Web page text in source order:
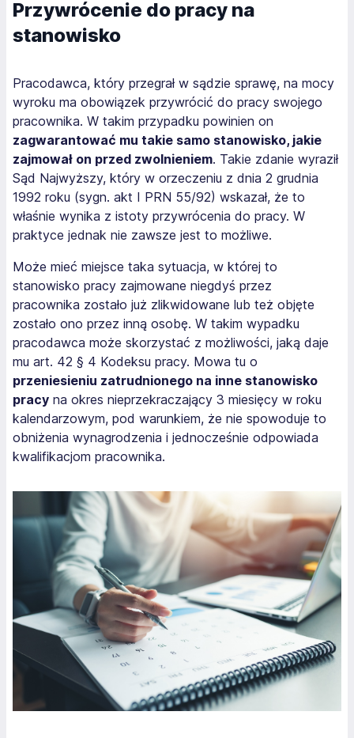
Przywrócenie do pracy na
stanowisko
Pracodawca, który przegrał w sądzie sprawę, na mocy
wyroku ma obowiązek przywrócić do pracy swojego
pracownika. W takim przypadku powinien on
zagwarantować mu takie samo stanowisko, jakie
zajmował on przed zwolnieniem. Takie zdanie wyraził
Sąd Najwyższy, który w orzeczeniu z dnia 2 grudnia
1992 roku (sygn. akt I PRN 55/92) wskazał, że to
właśnie wynika z istoty przywrócenia do pracy. W
praktyce jednak nie zawsze jest to możliwe.
Może mieć miejsce taka sytuacja, w której to
stanowisko pracy zajmowane niegdyś przez
pracownika zostało już zlikwidowane lub też objęte
zostało ono przez inną osobę. W takim wypadku
pracodawca może skorzystać z możliwości, jaką daje
mu art. 42 § 4 Kodeksu pracy. Mowa tu o
przeniesieniu zatrudnionego na inne stanowisko
pracy na okres nieprzekraczający 3 miesięcy w roku
kalendarzowym, pod warunkiem, że nie spowoduje to
obniżenia wynagrodzenia i jednocześnie odpowiada
kwalifikacjom pracownika.